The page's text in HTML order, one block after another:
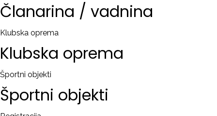
Članarina / vadnina
Klubska oprema
Klubska oprema
Športni objekti
Športni objekti